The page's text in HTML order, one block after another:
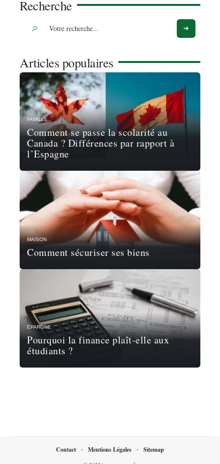
Recherche
Articles populaires
FAMILLE
Comment se passe la scolarité au
Canada ? Différences par rapport à
l’Espagne
MAISON
Comment sécuriser ses biens
ÉPARGNE
Pourquoi la finance plaît-elle aux
étudiants ?
Contact Mentions Légales Sitemap